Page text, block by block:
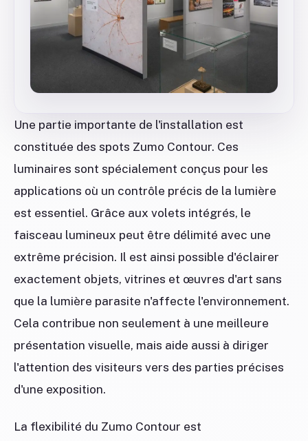
Une partie importante de l'installation est
constituée des spots Zumo Contour. Ces
luminaires sont spécialement conçus pour les
applications où un contrôle précis de la lumière
est essentiel. Grâce aux volets intégrés, le
faisceau lumineux peut être délimité avec une
extrême précision. Il est ainsi possible d'éclairer
exactement objets, vitrines et œuvres d'art sans
que la lumière parasite n'affecte l'environnement.
Cela contribue non seulement à une meilleure
présentation visuelle, mais aide aussi à diriger
l'attention des visiteurs vers des parties précises
d'une exposition.
La flexibilité du Zumo Contour est